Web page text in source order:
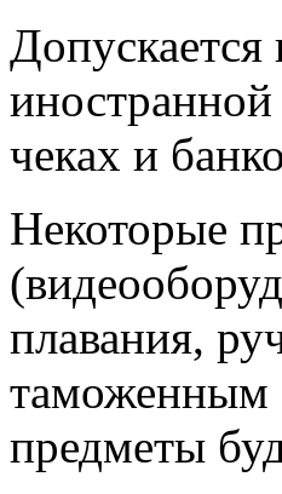
чеках и
Некоторые
плавания,
таможенным
предметы